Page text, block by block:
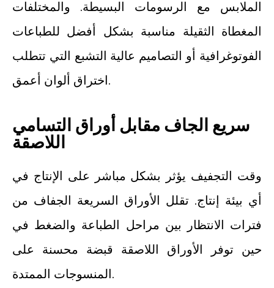
الملابس مع الرسومات البسيطة. والمختلفات
المغطاة الثقيلة مناسبة بشكل أفضل للطباعات
الفوتوغرافية أو التصاميم عالية التشبع التي تتطلب
اختراق ألوان أعمق.
سريع الجاف مقابل أوراق التسامي
اللاصقة
وقت التجفيف يؤثر بشكل مباشر على الإنتاج في
أي بيئة إنتاج. تقلل الأوراق السريعة الجفاف من
فترات الانتظار بين مراحل الطباعة والضغط في
حين توفر الأوراق اللاصقة قبضة محسنة على
المنسوجات الممتدة.